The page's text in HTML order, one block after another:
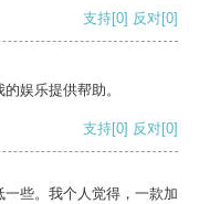
支持[0] 反对[0]
娱乐提供帮助。
支持[0] 反对[0]
些。我个人觉得，一款加